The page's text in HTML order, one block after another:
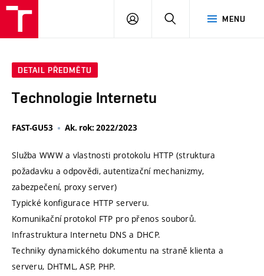
MENU
PŘIHLÁSIT
DETAIL PŘEDMĚTU
Technologie Internetu
FAST-GU53 Ak. rok: 2022/2023
Služba WWW a vlastnosti protokolu HTTP (struktura
požadavku a odpovědi, autentizační mechanizmy,
zabezpečení, proxy server)
Typické konfigurace HTTP serveru.
Komunikační protokol FTP pro přenos souborů.
Infrastruktura Internetu DNS a DHCP.
Techniky dynamického dokumentu na straně klienta a
serveru, DHTML, ASP, PHP.